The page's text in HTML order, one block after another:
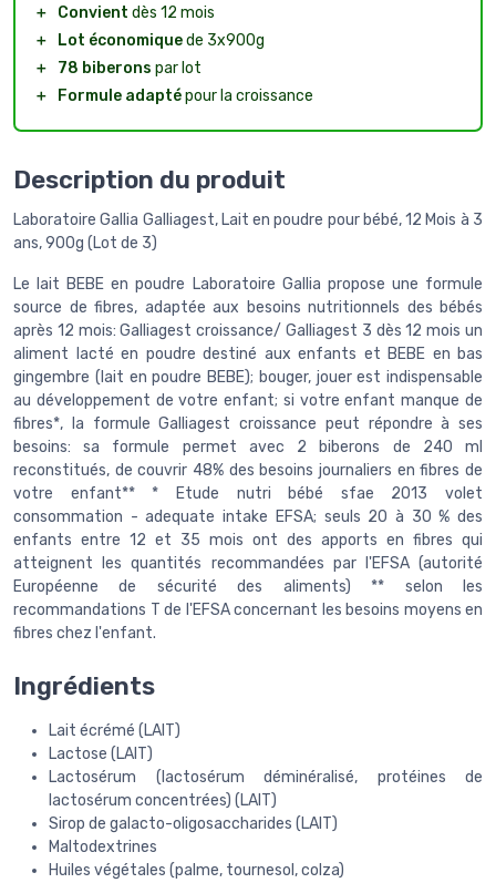
＋ Convient dès 12 mois
＋
Lot économiquede 3x900g
＋
78 biberons par lot
＋
Formule adaptépour la croissance
Description du produit
Laboratoire Gallia Galliagest, Lait en poudre pour bébé, 12 Mois à 3
ans, 900g (Lot de 3)
Le lait BEBE en poudre Laboratoire Gallia propose une formule
source de fibres, adaptée aux besoins nutritionnels des bébés
après 12 mois: Galliagest croissance/ Galliagest 3 dès 12 mois un
aliment lacté en poudre destiné aux enfants et BEBE en bas
gingembre (lait en poudre BEBE); bouger, jouer est indispensable
au développement de votre enfant; si votre enfant manque de
fibres*, la formule Galliagest croissance peut répondre à ses
besoins: sa formule permet avec 2 biberons de 240 ml
reconstitués, de couvrir 48% des besoins journaliers en fibres de
votre enfant** * Etude nutri bébé sfae 2013 volet
consommation - adequate intake EFSA; seuls 20 à 30 % des
enfants entre 12 et 35 mois ont des apports en fibres qui
atteignent les quantités recommandées par l'EFSA (autorité
Européenne de sécurité des aliments) ** selon les
recommandations T de l'EFSA concernant les besoins moyens en
fibres chez l'enfant.
Ingrédients
Lait écrémé (LAIT)
Lactose (LAIT)
Lactosérum (lactosérum déminéralisé, protéines de
lactosérum concentrées) (LAIT)
Sirop de galacto-oligosaccharides (LAIT)
Maltodextrines
Huiles végétales (palme, tournesol, colza)